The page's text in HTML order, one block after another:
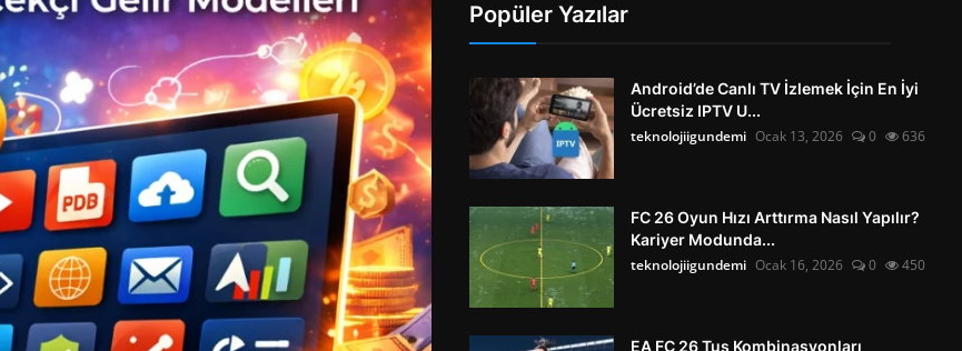
Popüler Yazılar
Android’de Canlı TV İzlemek İçin En İyi
Ücretsiz IPTV U...
teknolojiigundemi Ocak 13, 2026 0 636
FC 26 Oyun Hızı Arttırma Nasıl Yapılır?
Kariyer Modunda...
teknolojiigundemi Ocak 16, 2026 0 450
EA FC 26 Tuş Kombinasyonları